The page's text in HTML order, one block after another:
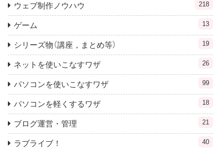
ウェブ制作ノウハウ 218
ゲーム 13
シリーズ物（講座，まとめ等） 19
ネットを使いこなすワザ 26
パソコンを使いこなすワザ 99
パソコンを軽くするワザ 18
ブログ運営・管理 21
ラブライブ！ 40